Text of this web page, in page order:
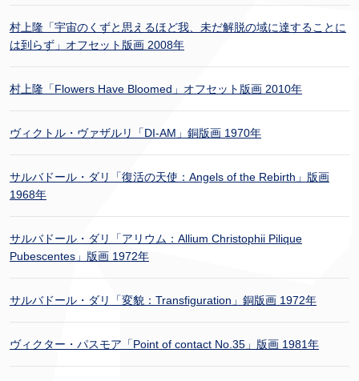
村上隆「宇宙のくずと思えるほど我、未だ解脱の域に達することに
は到らず」オフセット版画 2008年
村上隆「Flowers Have Bloomed」オフセット版画 2010年
ヴィクトル・ヴァザルリ「DI-AM」銅版画 1970年
サルバドール・ダリ「復活の天使：Angels of the Rebirth」版画
1968年
サルバドール・ダリ「アリウム：Allium Christophii Pilique
Pubescentes」版画 1972年
サルバドール・ダリ「変貌：Transfiguration」銅版画 1972年
ヴィクター・パスモア「Point of contact No.35」版画 1981年